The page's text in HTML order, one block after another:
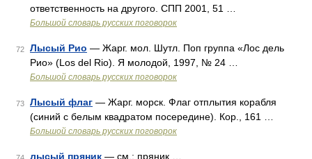
ответственность на другого. СПП 2001, 51 …
Большой словарь русских поговорок
72 Лысый Рио — Жарг. мол. Шутл. Поп группа «Лос дель
Рио» (Los del Rio). Я молодой, 1997, № 24 …
Большой словарь русских поговорок
73 Лысый флаг — Жарг. морск. Флаг отплытия корабля
(синий с белым квадратом посередине). Кор., 161 …
Большой словарь русских поговорок
лысый пряник — см.: пряник …